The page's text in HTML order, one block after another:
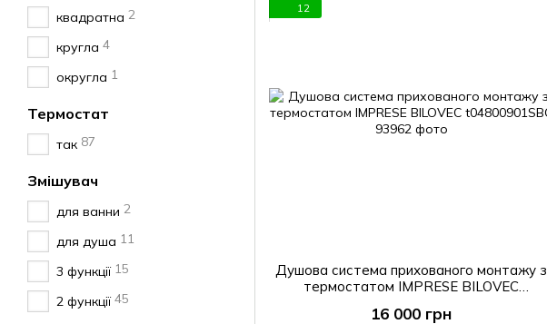
12
Душова система прихованого монтажу з
термостатом IMPRESE BILOVEC
16 000 грн
квадратна 2
кругла 4
округла 1
Термостат
так 87
Змішувач
для ванни 2
для душа 11
3 функції 15
2 функції 45